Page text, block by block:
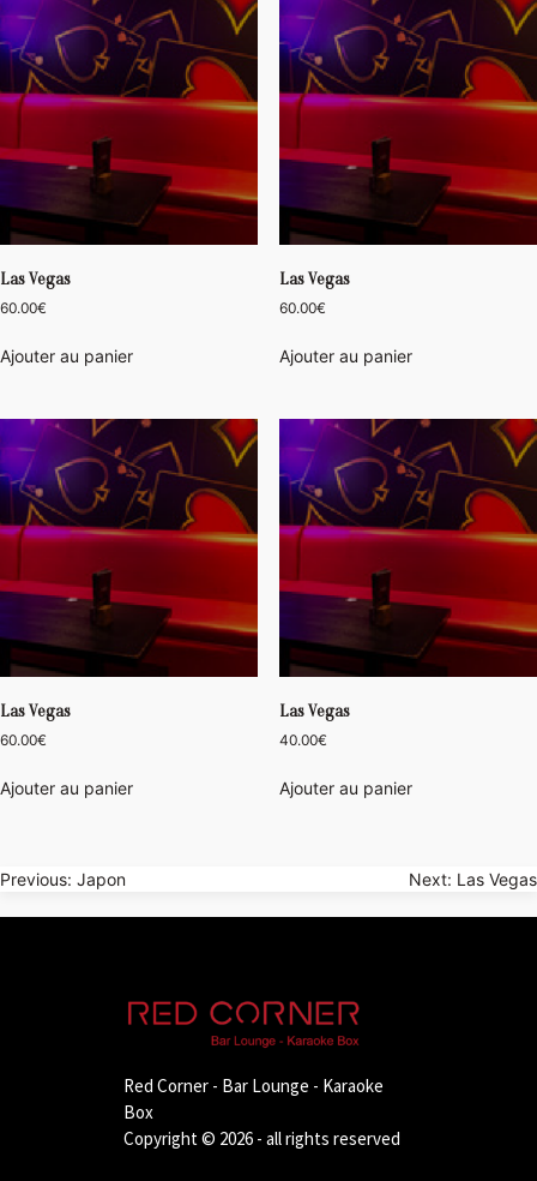
Las Vegas
60.00€
Ajouter au panier
Las Vegas
60.00€
Ajouter au panier
Las Vegas
60.00€
Ajouter au panier
Las Vegas
40.00€
Ajouter au panier
Navigation
de
Previous: Japon Next: Las Vegas
Red Corner - Bar Lounge - Karaoke
Box
Copyright © 2026 - all rights reserved